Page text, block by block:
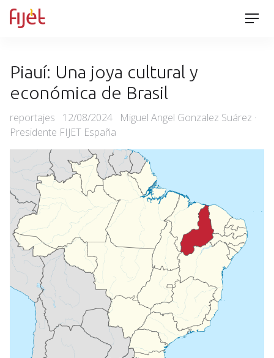
Skip
Piauí: Una joya cultural y
económica de Brasil
Categories
reportajes
Posted
on
12/08/2024
Miguel Angel Gonzalez Suárez ·
Presidente FIJET España